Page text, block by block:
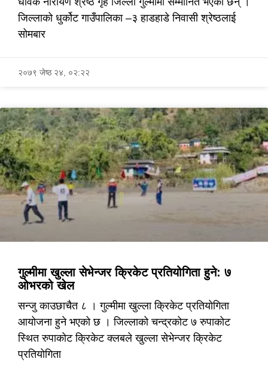
जिल्लाको धुर्कोट गाउँपालिका –३ हाडहाडे निवासी श्रेष्ठलाई
सोमबार
२०७९ जेष्ठ २४, ०२:२२
गुल्मीमा खुल्ला सेभेन्जर क्रिकेट प्रतियोगिता हुने: ७
ओभरको खेल
सन्जु काउछाचैत ८ । गुल्मीमा खुल्ला क्रिकेट प्रतियोगिता
आयोजना हुने भएको छ । जिल्लाको चन्द्रकोट ७ रुपाकोट
स्थित रुपाकोट क्रिकेट क्लबले खुल्ला सेभेन्जर क्रिकेट
प्रतियोगिता